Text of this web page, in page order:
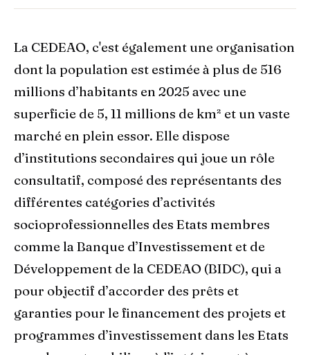
La CEDEAO, c'est également une organisation
dont la population est estimée à plus de 516
millions d’habitants en 2025 avec une
superficie de 5, 11 millions de km² et un vaste
marché en plein essor. Elle dispose
d’institutions secondaires qui joue un rôle
consultatif, composé des représentants des
différentes catégories d’activités
socioprofessionnelles des Etats membres
comme la Banque d’Investissement et de
Développement de la CEDEAO (BIDC), qui a
pour objectif d’accorder des prêts et
garanties pour le financement des projets et
programmes d’investissement dans les Etats